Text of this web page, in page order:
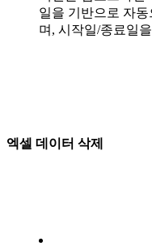
일을 기반으로 자
며, 시작일/종료일
엑셀 데이터 삭제